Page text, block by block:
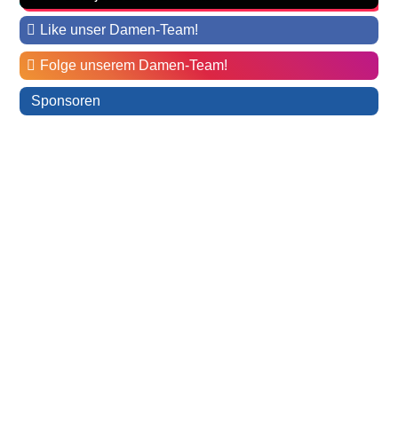
Like unser Damen-Team!
Folge unserem Damen-Team!
Sponsoren